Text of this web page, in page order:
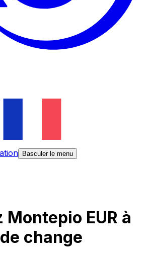
Basculer le menu
Montepio EUR à
change